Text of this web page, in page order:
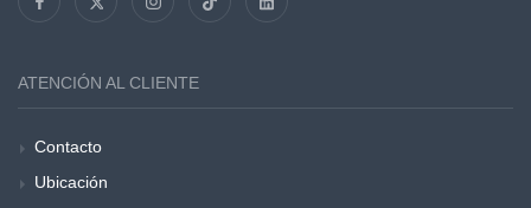
ATENCIÓN AL CLIENTE
Contacto
Ubicación